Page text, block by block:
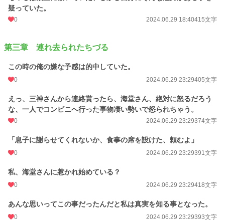
疑っていた。
0 2024.06.29 18:40415文字
第三章 連れ去られたちづる
この時の俺の嫌な予感は的中していた。
0 2024.06.29 23:29405文字
えっ、三神さんから連絡貰ったら、海堂さん、絶対に怒るだろう
な、一人でコンビニへ行った事物凄い勢いで怒られちゃう。
0 2024.06.29 23:29374文字
「息子に謝らせてくれないか、食事の席を設けた、頼むよ」
0 2024.06.29 23:29391文字
私、海堂さんに惹かれ始めている？
0 2024.06.29 23:29418文字
あんな思いってこの事だったんだと私は真実を知る事となった。
0 2024.06.29 23:29393文字